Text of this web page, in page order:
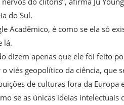
do Sul.
Acadêmico, é como se ela só
lá.
dizem apenas que ele foi feito
viés geopolítico da ciência, que
de culturas fora da
se as únicas ideias